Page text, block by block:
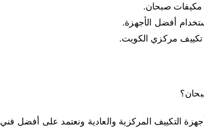
مكيفات صبحان.
أفضل الأجهزة.
مركزي الكويت.
التكييف المركزية والعادية ونعتمد على أفضل فني